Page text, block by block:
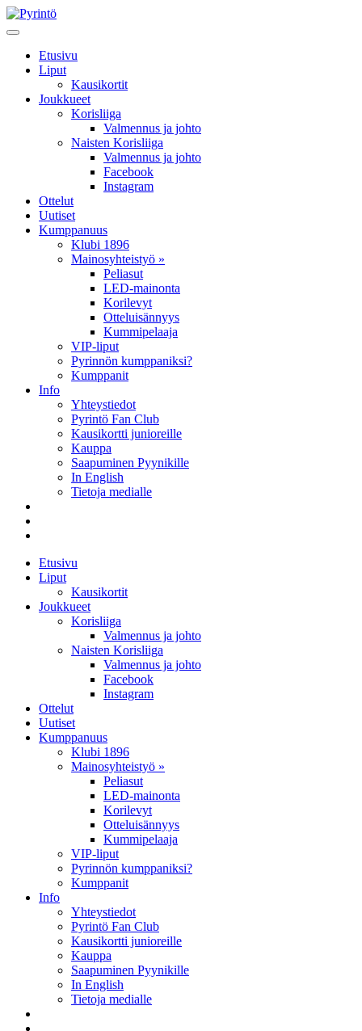
Etusivu
Liput
Kausikortit
Joukkueet
Korisliiga
Valmennus ja johto
Naisten Korisliiga
Valmennus ja johto
Facebook
Instagram
Ottelut
Uutiset
Kumppanuus
Klubi 1896
Mainosyhteistyö »
Peliasut
LED-mainonta
Korilevyt
Otteluisännyys
Kummipelaaja
VIP-liput
Pyrinnön kumppaniksi?
Kumppanit
Info
Yhteystiedot
Pyrintö Fan Club
Kausikortti junioreille
Kauppa
Saapuminen Pyynikille
In English
Tietoja medialle
Etusivu
Liput
Kausikortit
Joukkueet
Korisliiga
Valmennus ja johto
Naisten Korisliiga
Valmennus ja johto
Facebook
Instagram
Ottelut
Uutiset
Kumppanuus
Klubi 1896
Mainosyhteistyö »
Peliasut
LED-mainonta
Korilevyt
Otteluisännyys
Kummipelaaja
VIP-liput
Pyrinnön kumppaniksi?
Kumppanit
Info
Yhteystiedot
Pyrintö Fan Club
Kausikortti junioreille
Kauppa
Saapuminen Pyynikille
In English
Tietoja medialle